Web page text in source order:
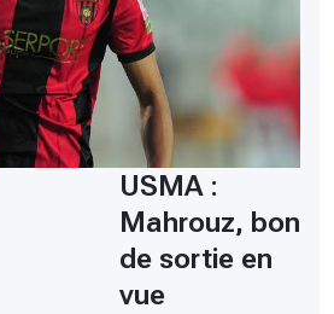
USMA :
Mahrouz, bon
de sortie en
vue